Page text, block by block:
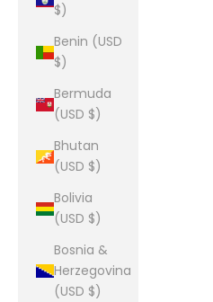
$)
Benin (USD
$)
Bermuda
(USD $)
Bhutan
(USD $)
Bolivia
(USD $)
Bosnia &
Herzegovina
(USD $)